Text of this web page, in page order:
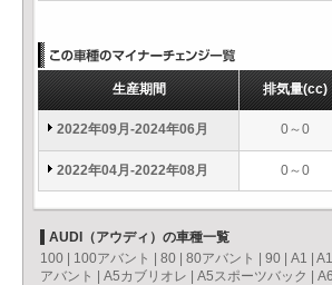
生産期間 排気量(cc)
2022年09月-2024年06月 0～0
2022年04月-2022年08月 0～0
AUDI（アウディ）の車種一覧
100
100アバント 80 80アバント 90 A1
アバント
A5カブリオレ A5スポーツバック A6